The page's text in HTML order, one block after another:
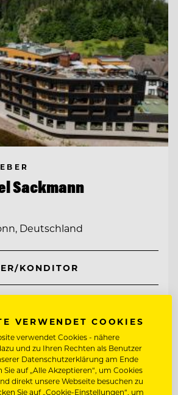
Sackmann
Deutschland
KONDITOR
VERWENDET COOKIES
verwendet Cookies - nähere
und zu Ihren Rechten als Benutzer
Datenschutzerklärung am Ende
Sie auf „Alle Akzeptieren“, um Cookies
direkt unsere Webseite besuchen zu
Sie auf „Cookie-Einstellungen“, um